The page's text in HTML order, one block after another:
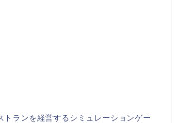
トランを経営するシミュレーションゲー